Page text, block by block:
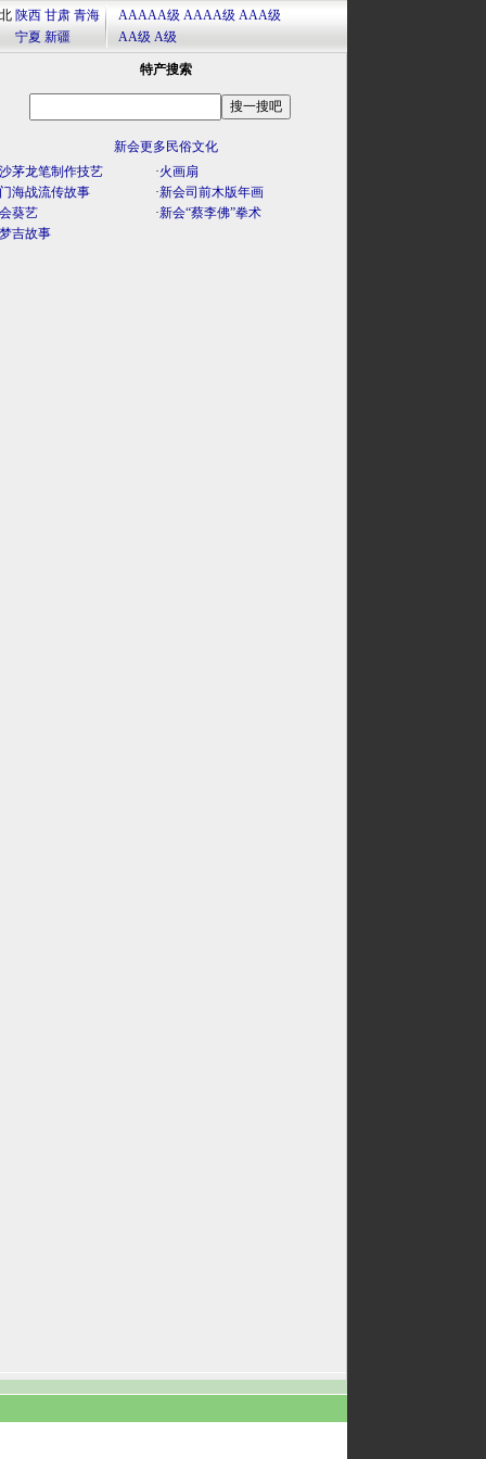
陕西 甘肃 青海
宁夏 新疆
AAAAA级 AAAA级 AAA级
AA级 A级
特产搜索
新会更多民俗文化
茅龙笔制作技艺
·火画扇
海战流传故事
·新会司前木版年画
葵艺
·新会“蔡李佛”拳术
吉故事